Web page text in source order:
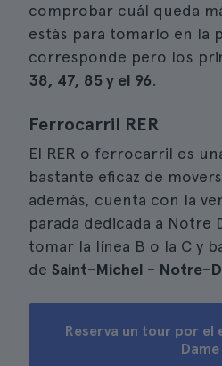
comprobar cuál queda
estás para tomarlo en la
corresponde pero los
38, 47, 85 y el 96.
Ferrocarril RER
El RER o ferrocarril es
bastante eficaz de
además, cuenta con la
parada dedicada a Notre
tomar la línea B o la C y
de Saint-Michel - Notre-
Reserva un tour por
Dame